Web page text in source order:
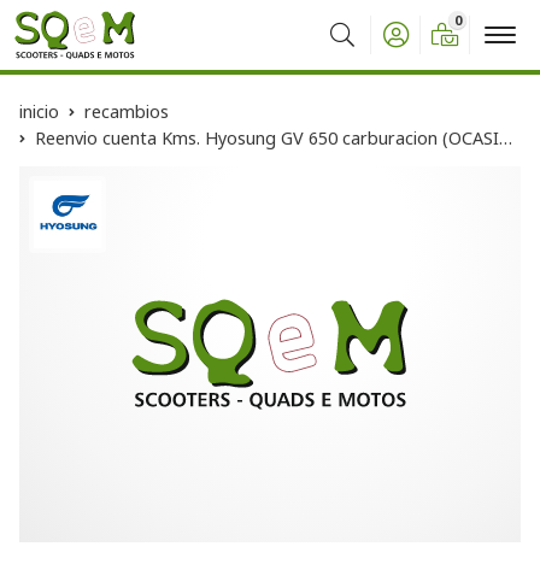
Buscar
0
inicio
recambios
Reenvio cuenta Kms. Hyosung GV 650 carburacion (OCASION)